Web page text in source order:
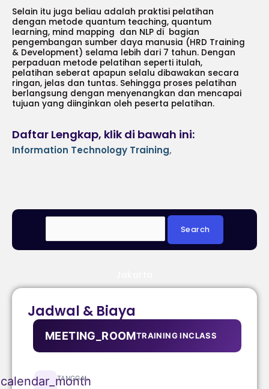
Selain itu juga beliau adalah praktisi pelatihan
dengan metode quantum teaching, quantum
learning, mind mapping dan NLP di bagian
pengembangan sumber daya manusia (HRD Training
& Development) selama lebih dari 7 tahun. Dengan
perpaduan metode pelatihan seperti itulah,
pelatihan seberat apapun selalu dibawakan secara
ringan, jelas dan tuntas. Sehingga proses pelatihan
berlangsung dengan menyenangkan dan mencapai
tujuan yang diinginkan oleh peserta pelatihan.
Daftar Lengkap, klik di bawah ini:
Information Technology Training,
Jadwal & Biaya
MEETING_ROOMTRAINING INCLASS
calendar_month
TANGGAL